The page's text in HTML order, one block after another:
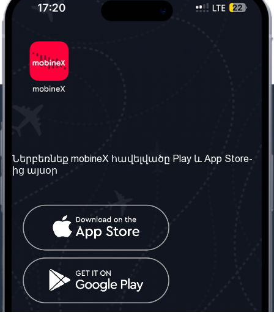
Մեր մասին
Մեր ծառայությունները
Պայմաններ և դրույթներ
Հաճախ տրվող հարցեր
Կապ մեզ հետ
Միացյալ
Թագավորություն: Մենք
գործընկեր ենք
փնտրում
Հայաստանում
Տարածել
սոցիալական
ցանցում
Ներբեռնեք mobineX հավելվածը Play և App Store-
ից այսօր